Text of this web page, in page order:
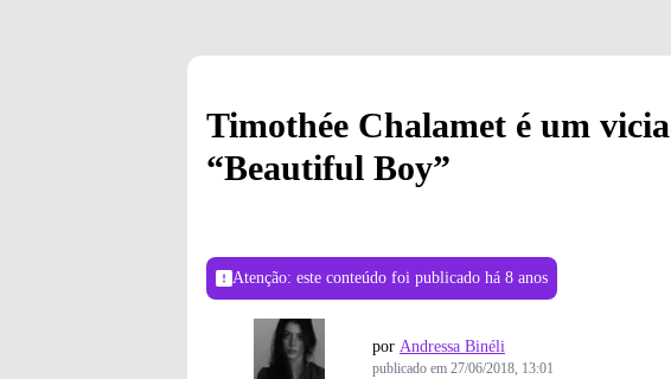
Timothée Chalamet é um
“Beautiful Boy”
Atenção: este conteúdo foi publicado há 8 anos
por Andressa Binéli
publicado em 27/06/2018, 13:01